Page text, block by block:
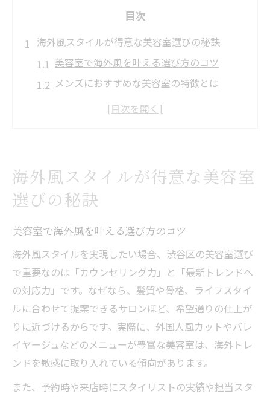
目次
海外風スタイルが得意な美容室選びの秘訣
美容室で海外風を叶える選び方のコツ
メンズにおすすめな美容室の特徴とは
外国人風カットが得意な美容室の見分け方
話題の渋谷美容室で叶える外国人風ヘア
渋谷美容室で話題の外国人風ヘア特集
美容室で叶えるSNS映え海外ヘアの魅力
渋谷美容室で試したい海外風レイヤーカッ
メンズ向け外国人風ヘアを美容室で実現
自宅でも再現しやすい海外レイヤーカット
美容室発自宅で再現できる海外レイヤー術
レイヤーカットを活かすスタイリングコツ
美容室で教わる海外風ヘアの再現方法
海外風スタイルが得意な美容室
選びの秘訣
美容室で海外風を叶える選び方のコツ
海外風スタイルを実現したい場合、渋谷区の美容室選び
で重要なのは「カウンセリング力」と「最新トレンドへ
の対応力」です。なぜなら、髪質や骨格、ライフスタイ
ルに合わせて提案できるサロンほど、希望通りの仕上が
りに近づけるからです。実際に、外国人風カットやバレ
イヤージュなどのメニューが豊富な美容室は、海外トレ
ンドを敏感に取り入れている傾向があります。
また、予約時や来店時にスタイリストの実績や担当スタ